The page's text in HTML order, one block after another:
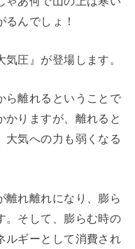
んでしょ！
圧』が登場します。
ら離れるということで
かりますが、離れると
大気への力も弱くなる
離れ離れになり、膨ら
。そして、膨らむ時の
ルギーとして消費され